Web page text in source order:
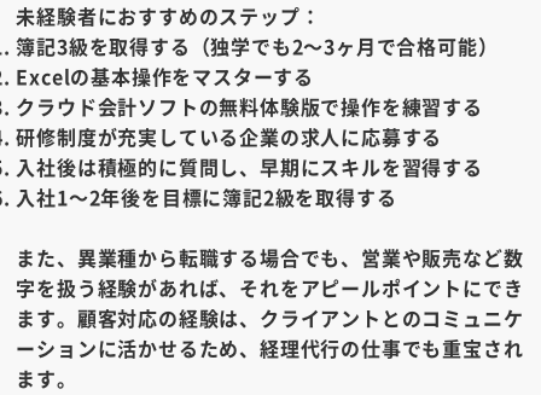
未経験者におすすめのステップ：
簿記3級を取得する（独学でも2～3ヶ月で合格可能）
Excelの基本操作をマスターする
クラウド会計ソフトの無料体験版で操作を練習する
研修制度が充実している企業の求人に応募する
入社後は積極的に質問し、早期にスキルを習得する
入社1～2年後を目標に簿記2級を取得する
また、異業種から転職する場合でも、営業や販売など数
字を扱う経験があれば、それをアピールポイントにでき
ます。顧客対応の経験は、クライアントとのコミュニケ
ーションに活かせるため、経理代行の仕事でも重宝され
ます。